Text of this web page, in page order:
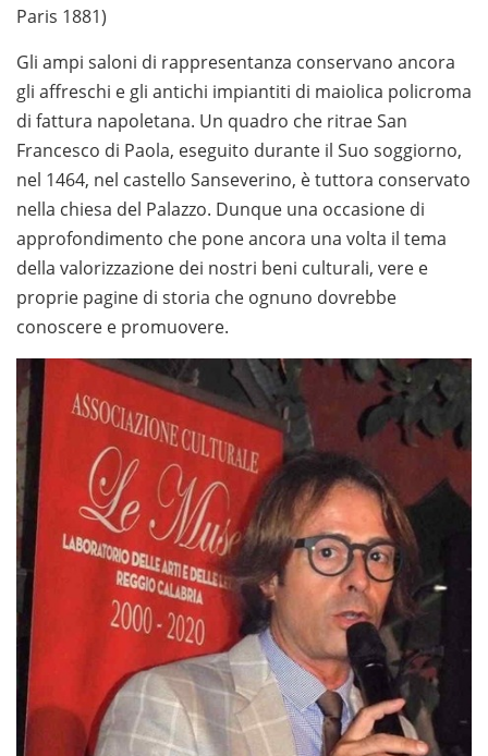
Paris 1881)
Gli ampi saloni di rappresentanza conservano ancora
gli affreschi e gli antichi impiantiti di maiolica policroma
di fattura napoletana. Un quadro che ritrae San
Francesco di Paola, eseguito durante il Suo soggiorno,
nel 1464, nel castello Sanseverino, è tuttora conservato
nella chiesa del Palazzo. Dunque una occasione di
approfondimento che pone ancora una volta il tema
della valorizzazione dei nostri beni culturali, vere e
proprie pagine di storia che ognuno dovrebbe
conoscere e promuovere.